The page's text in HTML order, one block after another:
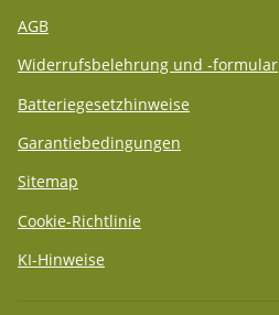
AGB
Widerrufsbelehrung und -formular
Batteriegesetzhinweise
Garantiebedingungen
Sitemap
Cookie-Richtlinie
KI-Hinweise